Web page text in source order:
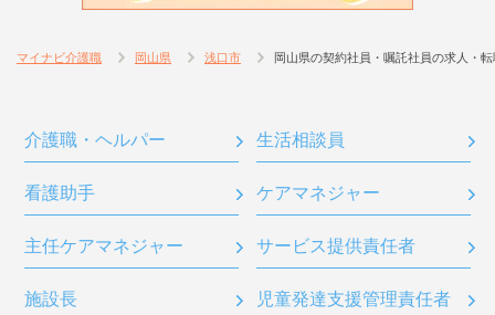
マイナビ介護職 岡山県 浅口市 岡山県の契約社員・嘱託社員の求人・
介護職・ヘルパー 生活相談員
看護助手 ケアマネジャー
主任ケアマネジャー サービス提供責任者
施設長 児童発達支援管理責任者